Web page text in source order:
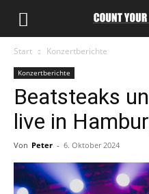
Start Konzertberichte
Konzertberichte
Beatsteaks
live in
Von Peter - 6. Oktober 2024